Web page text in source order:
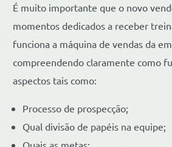
É muito importante que o novo
momentos dedicados a receber
funciona a máquina de vendas da
compreendendo claramente como
aspectos tais como:
Processo de prospecção;
Qual divisão de papéis na equipe;
Quais as metas;